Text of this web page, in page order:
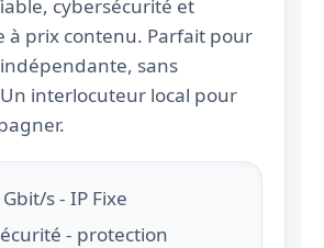
cybersécurité et
à prix contenu. Parfait pour
sans
interlocuteur local pour
s - IP Fixe
- protection